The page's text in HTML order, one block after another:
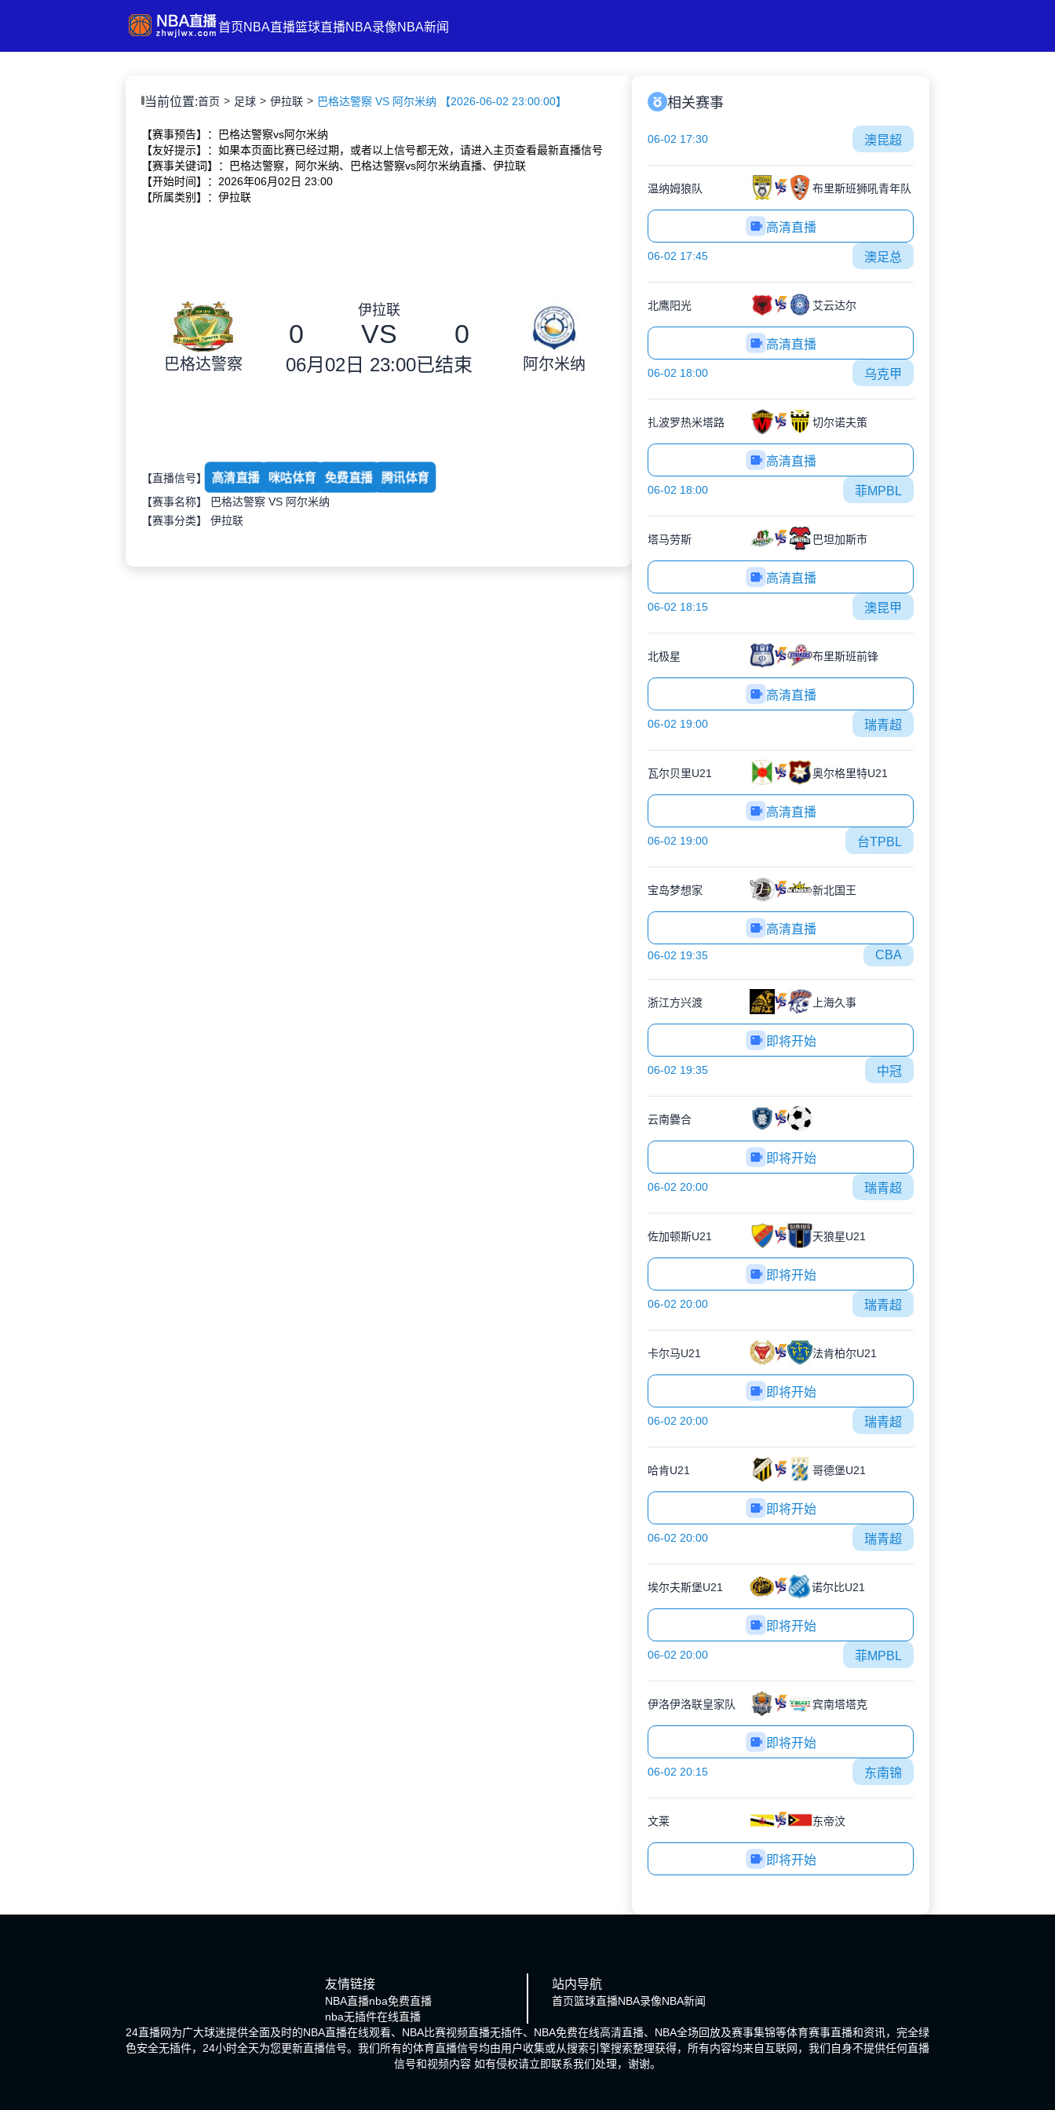
首页NBA直播篮球直播NBA录像NBA新闻
当前位置:首页 足球 伊拉联 巴格达警察 VS 阿尔米纳 【2026-06-02 23:00:00】
【赛事预告】：巴格达警察vs阿尔米纳
【友好提示】：如果本页面比赛已经过期，或者以上信号都无效，请进入主页查看最新直播信号
【赛事关键词】：巴格达警察，阿尔米纳、巴格达警察vs阿尔米纳直播、伊拉联
【开始时间】：2026年06月02日 23:00
【所属类别】：伊拉联
巴格达警察
伊拉联
0 VS 0
06月02日 23:00已结束 阿尔米纳
【直播信号】 高清直播 咪咕体育 免费直播 腾讯体育
【赛事名称】 巴格达警察 VS 阿尔米纳
【赛事分类】 伊拉联
相关赛事
06-02 17:30 澳昆超
温纳姆狼队 布里斯班狮吼青年队
高清直播
06-02 17:45 澳足总
北鹰阳光 艾云达尔
高清直播
06-02 18:00 乌克甲
扎波罗热米塔路 切尔诺夫策
高清直播
06-02 18:00 菲MPBL
塔马劳斯 巴坦加斯市
高清直播
06-02 18:15 澳昆甲
北极星 布里斯班前锋
高清直播
06-02 19:00 瑞青超
瓦尔贝里U21 奥尔格里特U21
高清直播
06-02 19:00 台TPBL
宝岛梦想家 新北国王
高清直播
06-02 19:35 CBA
浙江方兴渡 上海久事
即将开始
06-02 19:35 中冠
云南爨合
即将开始
06-02 20:00 瑞青超
佐加顿斯U21 天狼星U21
即将开始
06-02 20:00 瑞青超
卡尔马U21 法肯柏尔U21
即将开始
06-02 20:00 瑞青超
哈肯U21 哥德堡U21
即将开始
06-02 20:00 瑞青超
埃尔夫斯堡U21 诺尔比U21
即将开始
06-02 20:00 菲MPBL
伊洛伊洛联皇家队 宾南塔塔克
即将开始
06-02 20:15 东南锦
文莱 东帝汶
即将开始
友情链接
NBA直播nba免费直播
nba无插件在线直播
站内导航
首页篮球直播NBA录像NBA新闻
24直播网为广大球迷提供全面及时的NBA直播在线观看、NBA比赛视频直播无插件、NBA免费在线高清直播、NBA全场回放及赛事集锦等体育赛事直播和资讯，完全绿
色安全无插件，24小时全天为您更新直播信号。我们所有的体育直播信号均由用户收集或从搜索引擎搜索整理获得，所有内容均来自互联网，我们自身不提供任何直播
信号和视频内容 如有侵权请立即联系我们处理，谢谢。